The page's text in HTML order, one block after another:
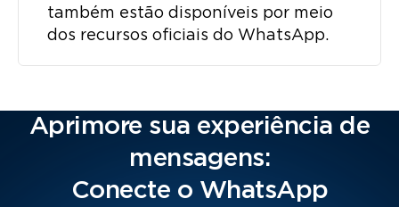
também estão disponíveis por meio
dos recursos oficiais do WhatsApp.
Aprimore sua experiência de
mensagens:
Conecte o WhatsApp